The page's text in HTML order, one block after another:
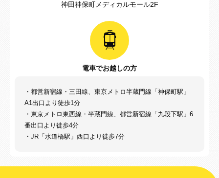
神田神保町メディカルモール2F
電車でお越しの方
・都営新宿線・三田線、東京メトロ半蔵門線「神保町駅」
A1出口より徒歩1分
・東京メトロ東西線・半蔵門線、都営新宿線「九段下駅」6
番出口より徒歩4分
・JR「水道橋駅」西口より徒歩7分